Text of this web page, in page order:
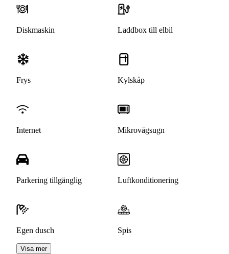
Diskmaskin Laddbox till elbil
Frys Kylskåp
Internet Mikrovågsugn
Parkering tillgänglig Luftkonditionering
Egen dusch Spis
Visa mer